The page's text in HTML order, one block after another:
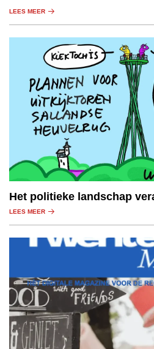
LEES MEER
Het politieke landschap
LEES MEER